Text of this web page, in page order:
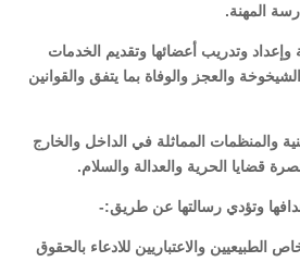
وإعداد وتدريب أعضائها وتقديم الخدمات
والعجز والوفاة بما يتفق والقوانين
والمنظمات المماثلة في الداخل والخارج
قضايا الحرية والعدالة والسلام.
الطبيعيين والاعتباريين للادعاء بالحقوق